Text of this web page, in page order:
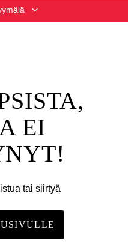
EI
tai siirtyä